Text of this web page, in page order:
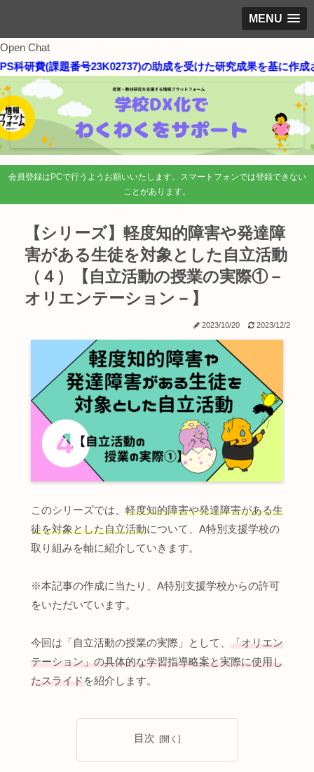
MENU
Open Chat
費(課題番号23K02737)の助成を受けた研究成果を基に作成され
会員登録はPCで行うようお願いいたします。スマートフォンでは登録できない
ことがあります。
【シリーズ】軽度知的障害や発達障
害がある生徒を対象とした自立活動
（４）【自立活動の授業の実際①－
オリエンテーション－】
2023/10/20 2023/12/2
このシリーズでは、 軽度知的障害や発達障害がある生
徒を対象とした自立活動について、A特別支援学校の
取り組みを軸に紹介していきます。
※本記事の作成に当たり、A特別支援学校からの許可
をいただいています。
今回は「自立活動の授業の実際」として、 「オリエン
テーション」の具体的な学習指導略案と実際に使用し
たスライドを紹介します。
目次